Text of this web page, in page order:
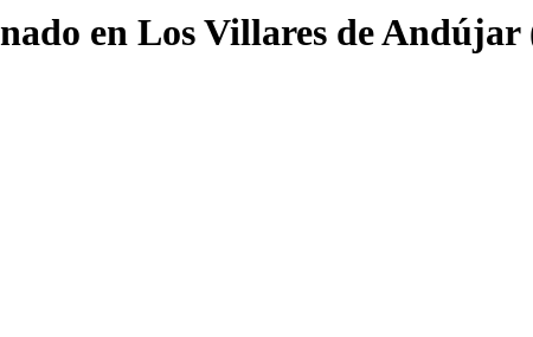
en Los Villares de Andújar